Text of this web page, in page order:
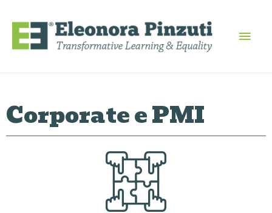
contenuto
Corporate e PMI